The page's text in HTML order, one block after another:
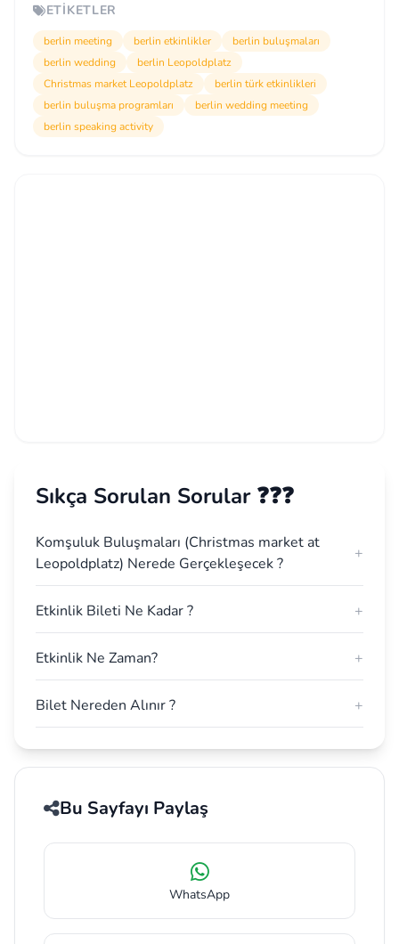
ETIKETLER
berlin meeting berlin etkinlikler
berlin buluşmaları
berlin wedding
berlin Leopoldplatz
Christmas market Leopoldplatz
berlin türk etkinlikleri
berlin buluşma programları
berlin wedding meeting
berlin speaking activity
Sıkça Sorulan Sorular ❓❓❓
Komşuluk Buluşmaları (Christmas market at
Leopoldplatz) Nerede Gerçekleşecek ?
+
Etkinlik Bileti Ne Kadar ? +
Etkinlik Ne Zaman? +
Bilet Nereden Alınır ? +
Bu Sayfayı Paylaş
WhatsApp